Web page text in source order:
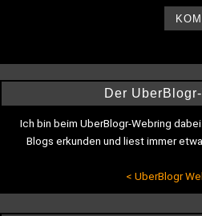
Der
Ich bin beim UberBlogr-Webring
Blogs erkunden und liest immer
< UberBlogr